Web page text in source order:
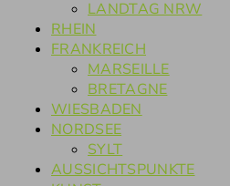
LANDTAG NRW
RHEIN
FRANKREICH
MARSEILLE
BRETAGNE
WIESBADEN
NORDSEE
SYLT
AUSSICHTSPUNKTE